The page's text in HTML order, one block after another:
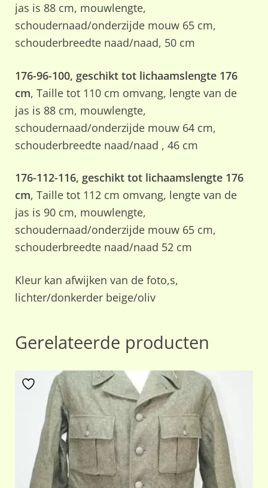
jas is 88 cm, mouwlengte,
schoudernaad/onderzijde mouw 65 cm,
schouderbreedte naad/naad, 50 cm
176-96-100, geschikt tot lichaamslengte 176
cm, Taille tot 110 cm omvang, lengte van de
jas is 88 cm, mouwlengte,
schoudernaad/onderzijde mouw 64 cm,
schouderbreedte naad/naad , 46 cm
176-112-116, geschikt tot lichaamslengte 176
cm, Taille tot 112 cm omvang, lengte van de
jas is 90 cm, mouwlengte,
schoudernaad/onderzijde mouw 65 cm,
schouderbreedte naad/naad 52 cm
Kleur kan afwijken van de foto,s,
lichter/donkerder beige/oliv
Gerelateerde producten